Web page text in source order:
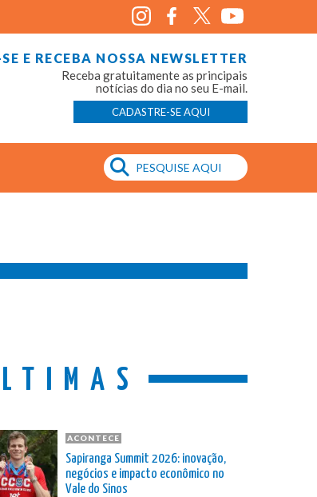
E RECEBA NOSSA NEWSLETTER
Receba gratuitamente as principais
notícias do dia no seu E-mail.
CADASTRE-SE AQUI
ACONTECE
Sapiranga Summit 2026: inovação,
negócios e impacto econômico no
Vale do Sinos